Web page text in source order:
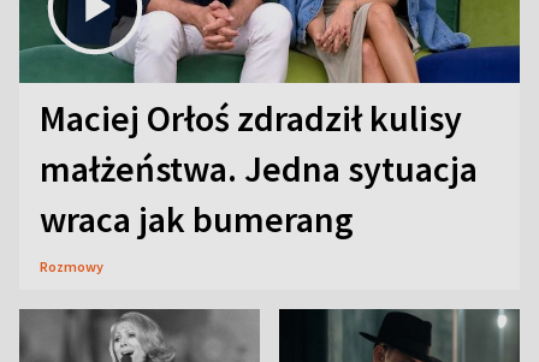
Maciej Orłoś zdradził kulisy
małżeństwa. Jedna sytuacja
wraca jak bumerang
Rozmowy